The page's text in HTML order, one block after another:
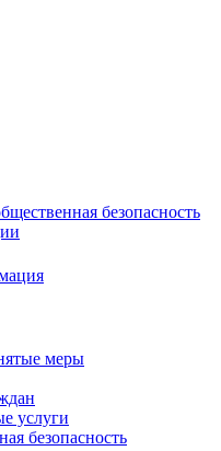
безопасность
меры
услуги
безопасность